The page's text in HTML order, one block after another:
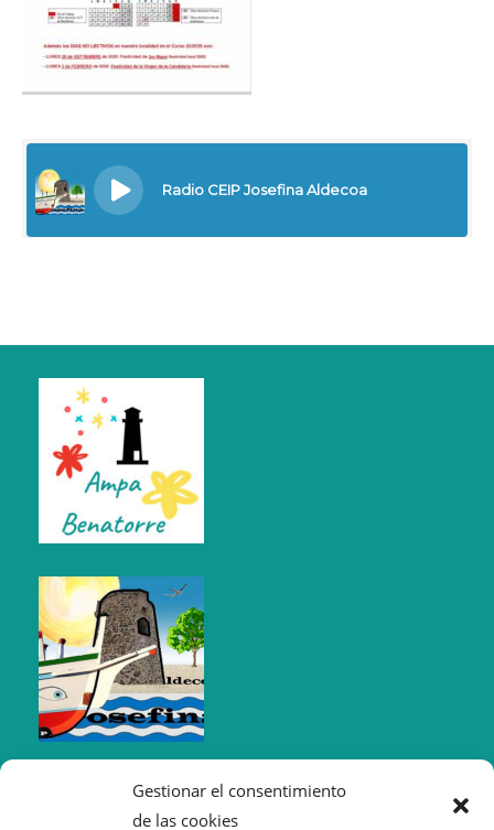
Gestionar el consentimiento
de las cookies